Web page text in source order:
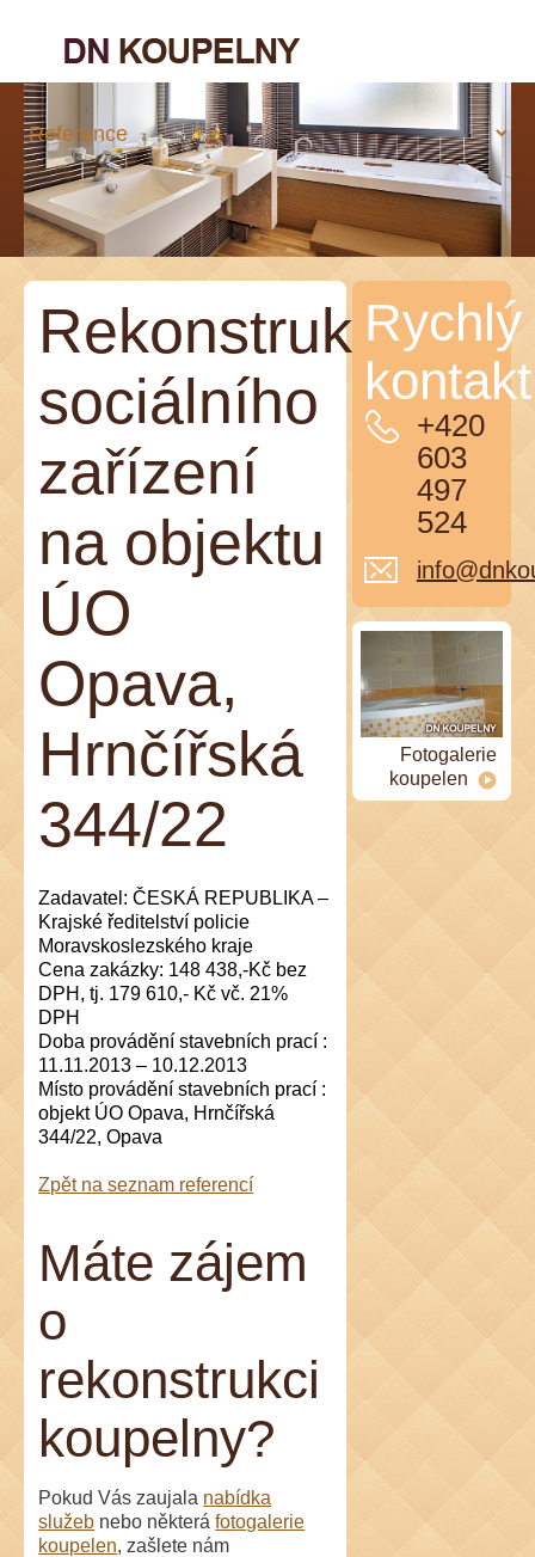
Rekonstrukce
sociálního
zařízení
na objektu
ÚO
Opava,
Hrnčířská
344/22
Zadavatel: ČESKÁ REPUBLIKA –
Krajské ředitelství policie
Moravskoslezského kraje
Cena zakázky: 148 438,-Kč bez
DPH, tj. 179 610,- Kč vč. 21%
DPH
Doba provádění stavebních prací :
11.11.2013 – 10.12.2013
Místo provádění stavebních prací :
objekt ÚO Opava, Hrnčířská
344/22, Opava
Zpět na seznam referencí
Máte zájem
o
rekonstrukci
koupelny?
Pokud Vás zaujala nabídka
služeb nebo některáfotogalerie
koupelen, zašlete nám
Rychlý
kontakt
+420
603
497
524
Fotogalerie
koupelen